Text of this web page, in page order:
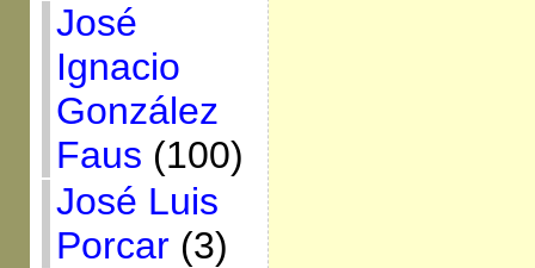
José
Ignacio
González
Faus (100)
José Luis
Porcar(3)